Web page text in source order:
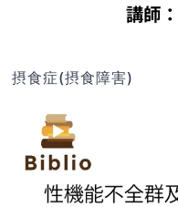
摂食症(摂食障害)